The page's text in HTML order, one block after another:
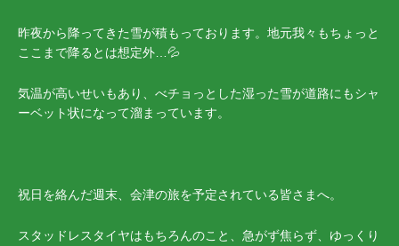
昨夜から降ってきた雪が積もっております。地元我々もちょっと
ここまで降るとは想定外…💦
気温が高いせいもあり、べチョっとした湿った雪が道路にもシャ
ーベット状になって溜まっています。
祝日を絡んだ週末、会津の旅を予定されている皆さまへ。
スタッドレスタイヤはもちろんのこと、急がず焦らず、ゆっくり